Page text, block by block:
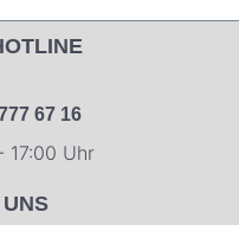
67 16
17:00 Uhr